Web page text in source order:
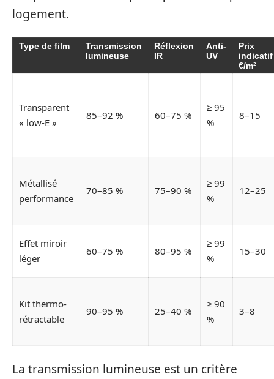
logement.
Type de film
Transmission
lumineuse
Réflexion
IR
Anti-
UV
Prix
indicatif
€/m²
Transparent
« low-E »
85–92 % 60–75 %
≥ 95
%
8–15
Métallisé
performance
70–85 % 75–90 %
≥ 99
%
12–25
Effet miroir
léger
60–75 % 80–95 %
≥ 99
%
15–30
Kit thermo-
rétractable
90–95 % 25–40 %
≥ 90
%
3–8
La transmission lumineuse est un critère